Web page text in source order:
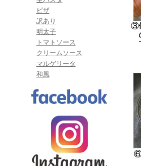
ピザ
訳あり
明太子
トマトソース
クリームソース
マルゲリータ
和風